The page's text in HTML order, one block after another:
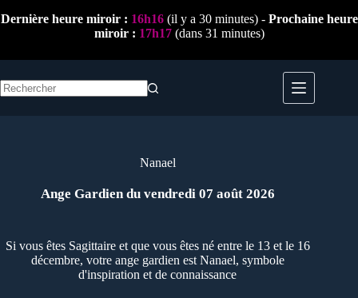
au
Dernière heure miroir : 16h16(il y a 30 minutes) - Prochaine heure
miroir : 17h17(dans 31 minutes)
Nanael
Ange Gardien du vendredi 07 août 2026
Si vous êtes Sagittaire et que vous êtes né entre le 13 et le 16
décembre, votre ange gardien est Nanael, symbole
d'inspiration et de connaissance